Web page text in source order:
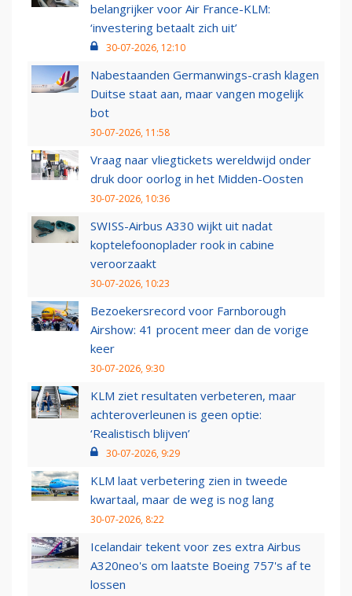
belangrijker voor Air France-KLM:
‘investering betaalt zich uit’
30-07-2026, 12:10
Nabestaanden Germanwings-crash klagen
Duitse staat aan, maar vangen mogelijk
bot
30-07-2026, 11:58
Vraag naar vliegtickets wereldwijd onder
druk door oorlog in het Midden-Oosten
30-07-2026, 10:36
SWISS-Airbus A330 wijkt uit nadat
koptelefoonoplader rook in cabine
veroorzaakt
30-07-2026, 10:23
Bezoekersrecord voor Farnborough
Airshow: 41 procent meer dan de vorige
keer
30-07-2026, 9:30
KLM ziet resultaten verbeteren, maar
achteroverleunen is geen optie:
‘Realistisch blijven’
30-07-2026, 9:29
KLM laat verbetering zien in tweede
kwartaal, maar de weg is nog lang
30-07-2026, 8:22
Icelandair tekent voor zes extra Airbus
A320neo's om laatste Boeing 757's af te
lossen